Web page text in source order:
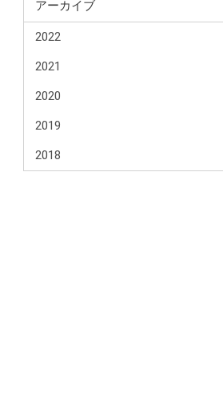
アーカイブ
2022
2021
2020
2019
2018